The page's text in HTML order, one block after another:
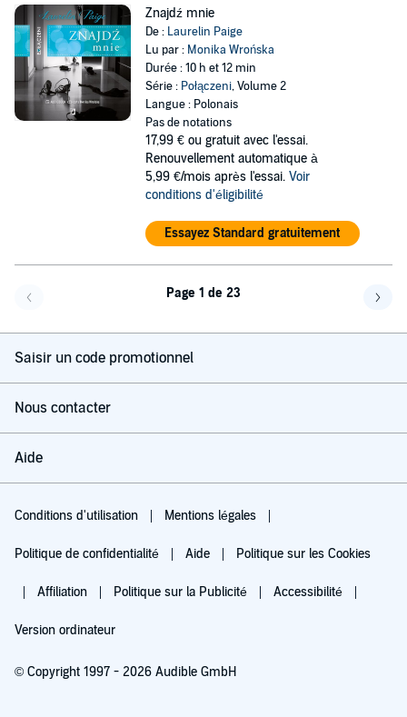
Znajdź mnie
De : Laurelin Paige
Lu par : Monika Wrońska
Durée : 10 h et 12 min
Série : Połączeni, Volume 2
Langue : Polonais
Pas de notations
17,99 € ou gratuit avec l'essai.
Renouvellement automatique à
5,99 €/mois après l'essai. Voir
conditions d'éligibilité
Essayez Standard gratuitement
Page 1 de 23
Saisir un code promotionnel
Nous contacter
Aide
Conditions d'utilisation Mentions légales
Politique de confidentialité Aide Politique sur les Cookies
Affiliation Politique sur la Publicité Accessibilité
Version ordinateur
© Copyright 1997 - 2026 Audible GmbH